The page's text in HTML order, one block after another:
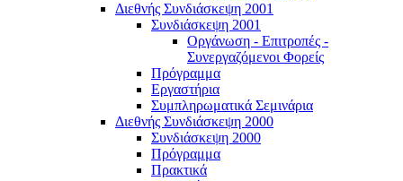
Διεθνής Συνδιάσκεψη 2001
Συνδιάσκεψη 2001
Οργάνωση - Επιτροπές -
Συνεργαζόμενοι Φορείς
Πρόγραμμα
Εργαστήρια
Συμπληρωματικά Σεμινάρια
Διεθνής Συνδιάσκεψη 2000
Συνδιάσκεψη 2000
Πρόγραμμα
Πρακτικά